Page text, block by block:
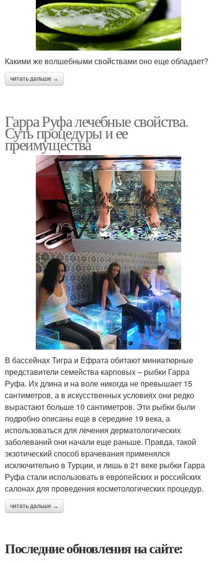
Какими же волшебными свойствами оно еще обладает?
читать дальше →
Гарра Руфа лечебные свойства.
Суть процедуры и ее
преимущества
В бассейнах Тигра и Ефрата обитают миниатюрные
представители семейства карповых – рыбки Гарра
Руфа. Их длина и на воле никогда не превышает 15
сантиметров, а в искусственных условиях они редко
вырастают больше 10 сантиметров. Эти рыбки были
подробно описаны еще в середине 19 века, а
использоваться для лечения дерматологических
заболеваний они начали еще раньше. Правда, такой
экзотический способ врачевания применялся
исключительно в Турции, и лишь в 21 веке рыбки Гарра
Руфа стали использовать в европейских и российских
салонах для проведения косметологических процедур.
читать дальше →
Последние обновления на сайте: